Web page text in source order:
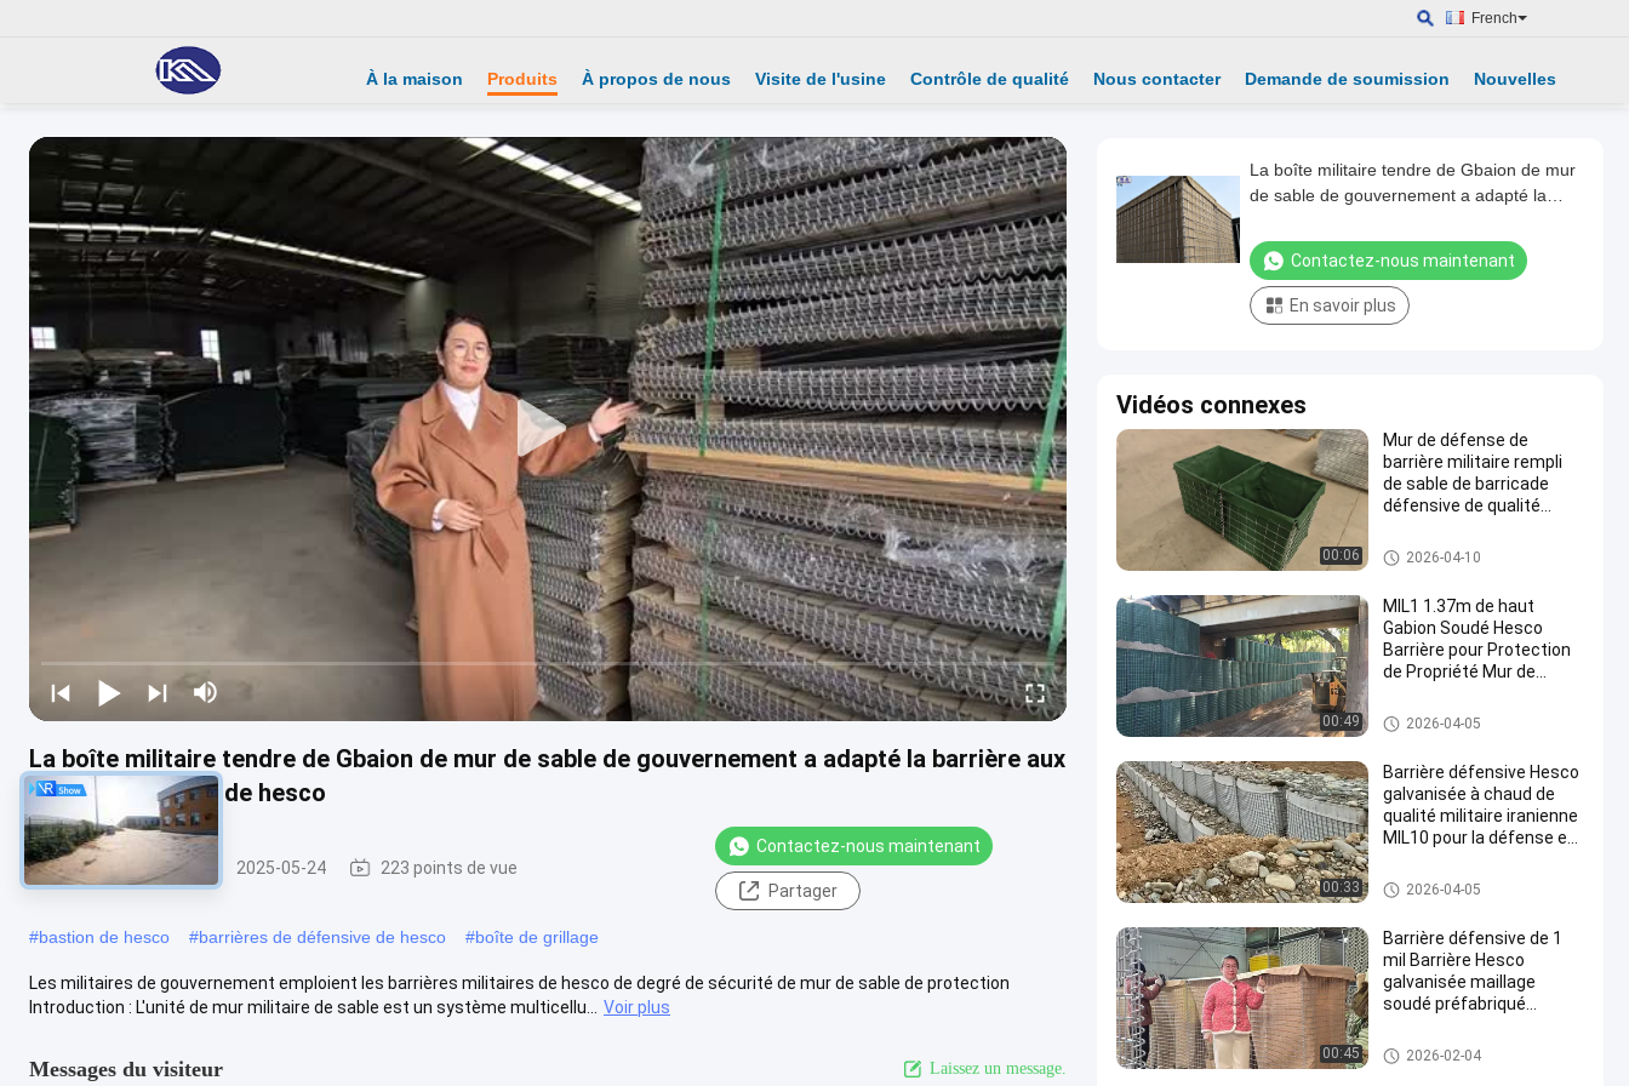
French
À la maison Produits À propos de nous Visite de l'usine Contrôle de qualité Nous contacter Demande de soumission Nouvelles
La boîte militaire tendre de Gbaion de mur de sable de gouvernement a adapté la barrière aux
besoins du client de hesco
Barrière militaire 2025-05-24 223 points de vue
Contactez-nous maintenant
Partager
#bastion de hesco #barrières de défensive de hesco #boîte de grillage
Les militaires de gouvernement emploient les barrières militaires de hesco de degré de sécurité de mur de sable de protection
Introduction : L'unité de mur militaire de sable est un système multicellu...
Voir plus
Messages du visiteur Laissez un message.
La boîte militaire tendre de Gbaion de mur
de sable de gouvernement a adapté la
Contactez-nous maintenant
En savoir plus
Vidéos connexes
00:06
Mur de défense de
barrière militaire rempli
de sable de barricade
défensive de qualité
vente chaude
Barrière militaire
2026-04-10
00:49
MIL1 1.37m de haut
Gabion Soudé Hesco
Barrière pour Protection
de Propriété Mur de
Barrière militaire
2026-04-05
00:33
Barrière défensive Hesco
galvanisée à chaud de
qualité militaire iranienne
MIL10 pour la défense et
Barrière militaire
2026-04-05
00:45
Barrière défensive de 1
mil Barrière Hesco
galvanisée maillage
soudé préfabriqué
fortifications militaires
assemblage facile
Barrière défensive
2026-02-04